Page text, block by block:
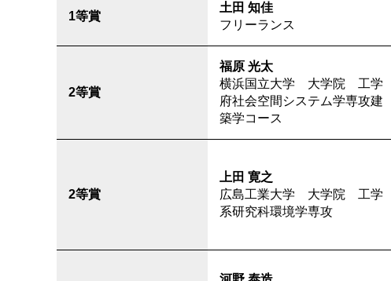
1等賞
土田 知佳
フリーランス
2等賞
福原 光太
横浜国立大学 大学院 工学
府社会空間システム学専攻建
築学コース
2等賞
上田 寛之
広島工業大学 大学院 工学
系研究科環境学専攻